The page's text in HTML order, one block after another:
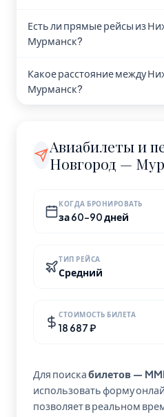
часовом поясе, разницы во
Есть ли прямые рейсы из
Мурманск?
Мурманск зависит от
Рекомендуем проверить
рейса без пересадок.
Какое расстояние между
Мурманск?
Авиабилеты и
Новгород —
КОГДА БРОНИРОВАТЬ
за 60-90 дней
ТИП РЕЙСА
Средний
СТОИМОСТЬ БИЛЕТА
18 687 ₽
Для поискабилетов —
использовать форму
позволяет в реальном